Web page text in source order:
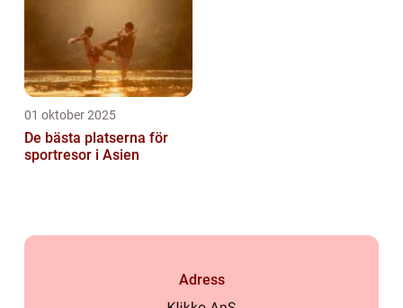
01 oktober 2025
De bästa platserna för
sportresor i Asien
Adress